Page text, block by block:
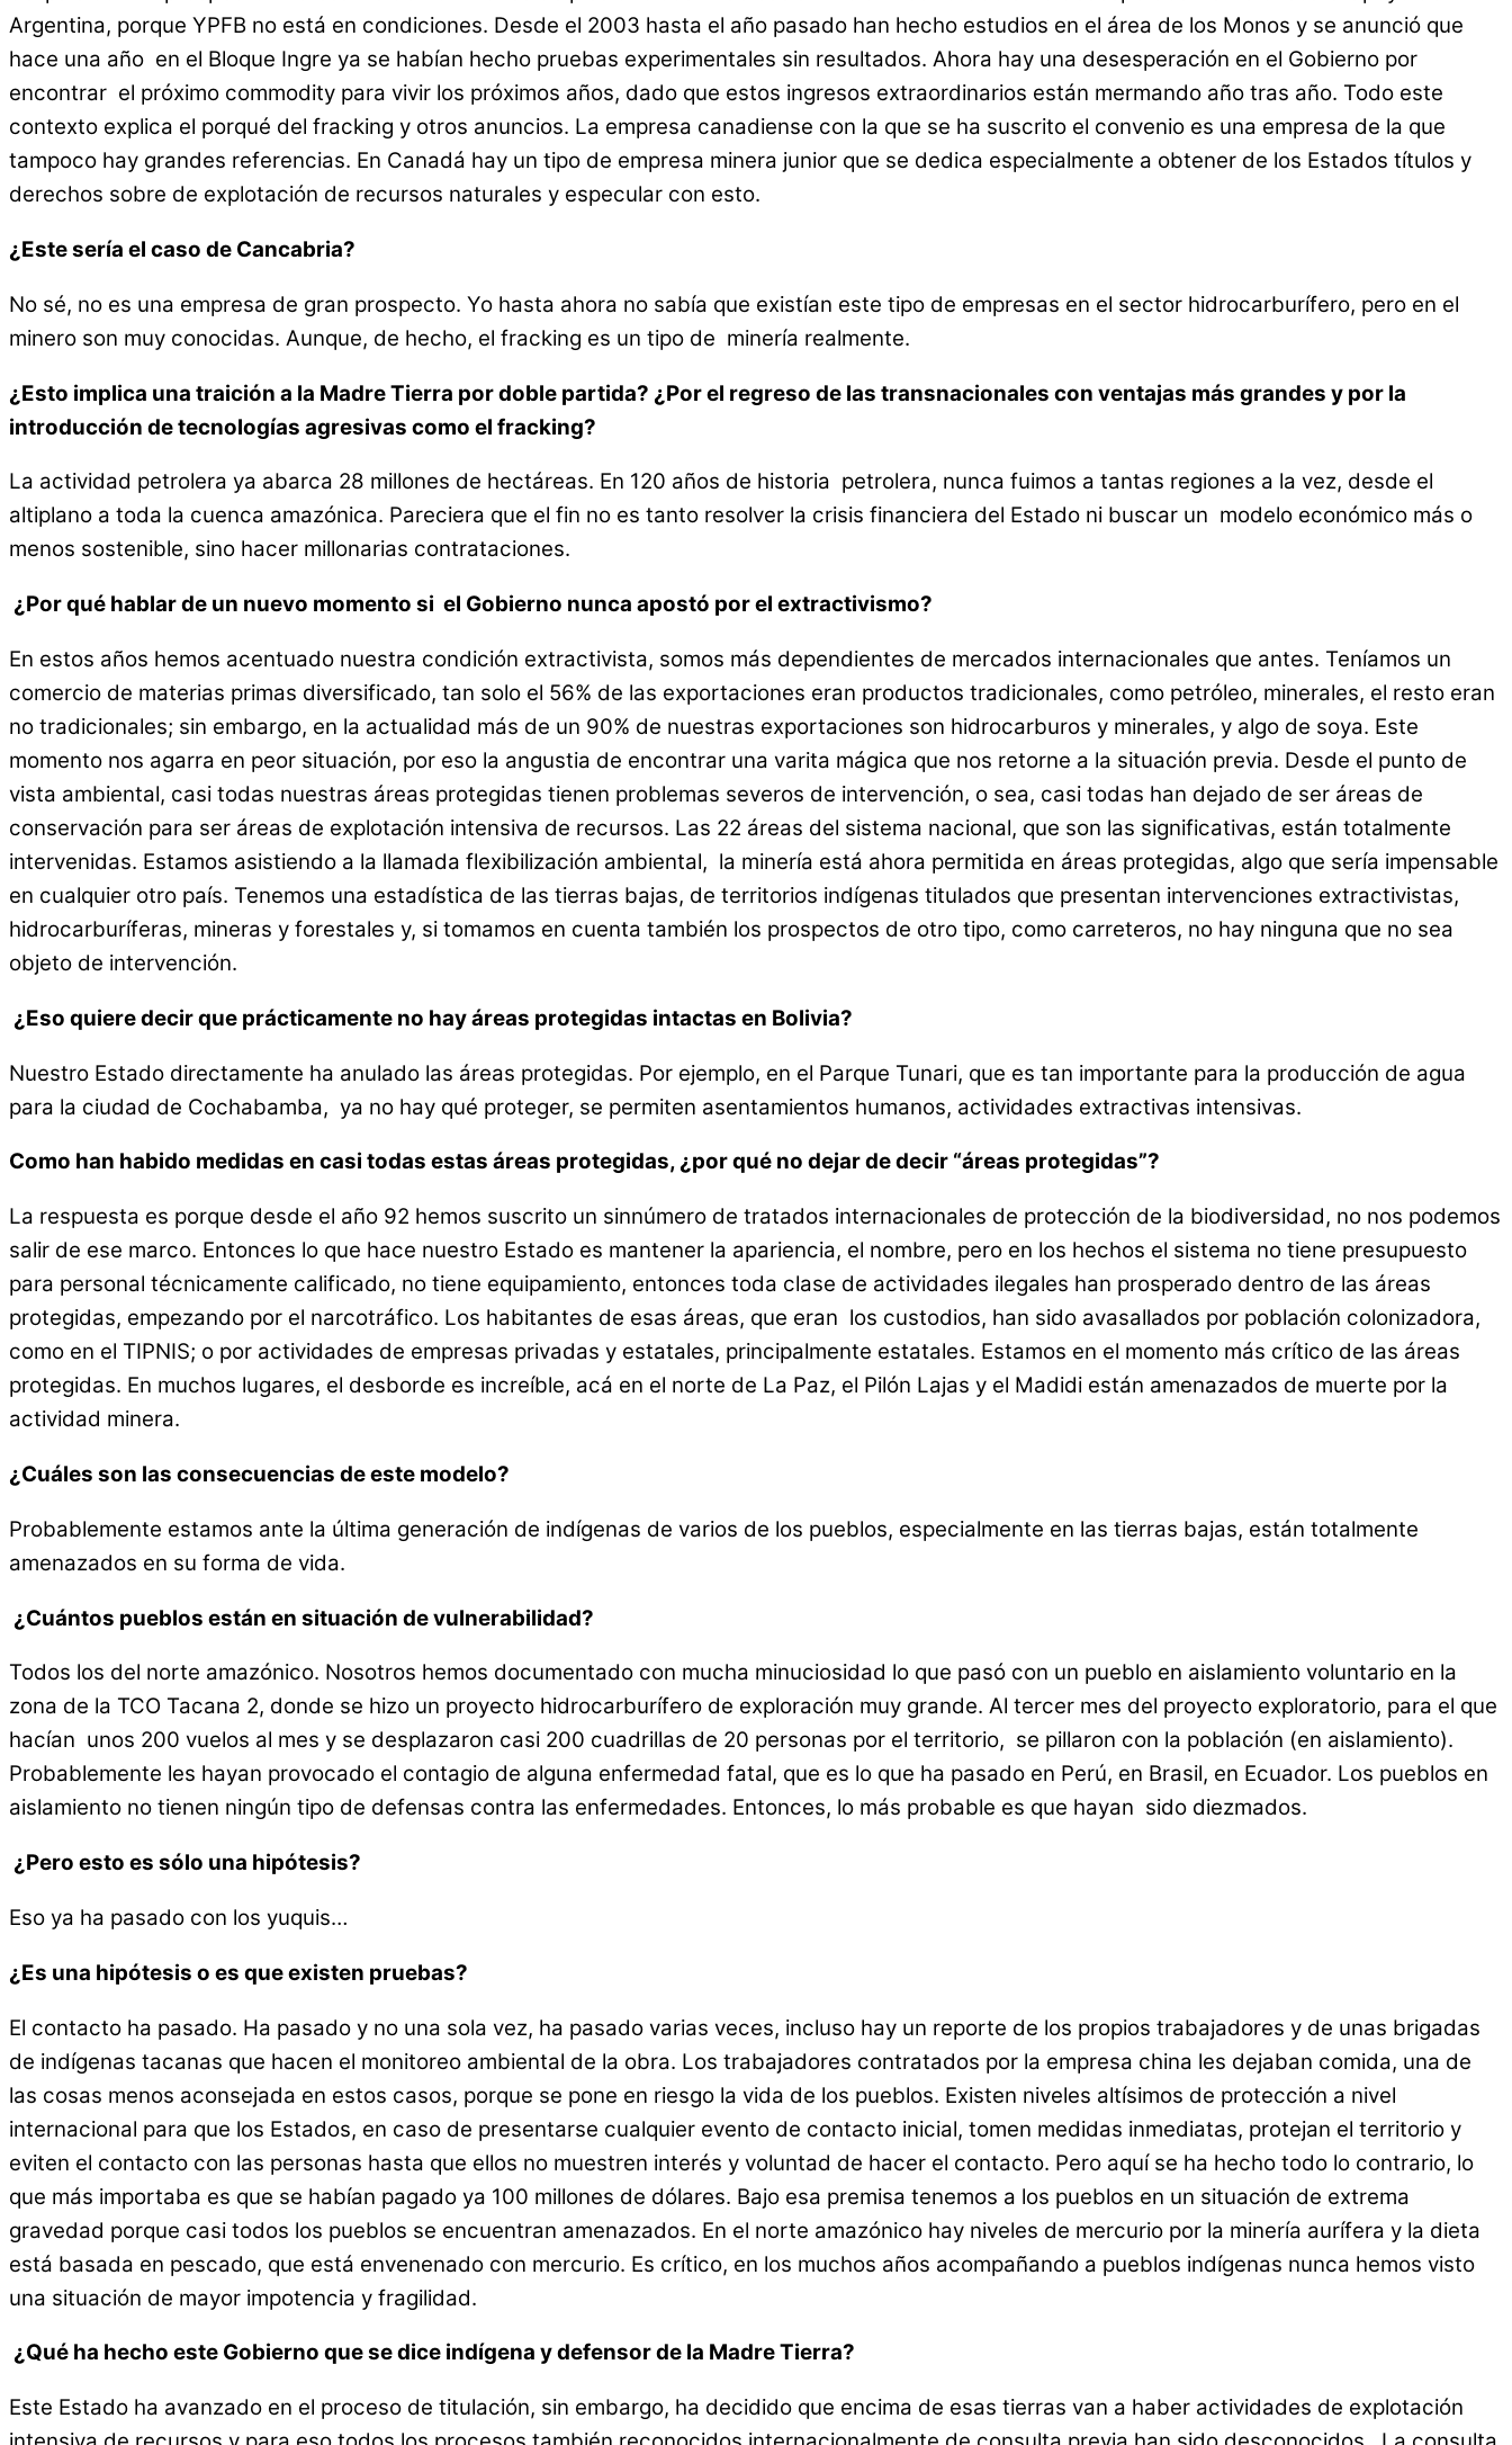
Argentina, porque YPFB no está en condiciones. Desde el 2003 hasta el año pasado han hecho estudios en el área de los Monos y se anunció que
hace una año en el Bloque Ingre ya se habían hecho pruebas experimentales sin resultados. Ahora hay una desesperación en el Gobierno por
encontrar el próximo commodity para vivir los próximos años, dado que estos ingresos extraordinarios están mermando año tras año. Todo este
contexto explica el porqué del fracking y otros anuncios. La empresa canadiense con la que se ha suscrito el convenio es una empresa de la que
tampoco hay grandes referencias. En Canadá hay un tipo de empresa minera junior que se dedica especialmente a obtener de los Estados títulos y
derechos sobre de explotación de recursos naturales y especular con esto.
¿Este sería el caso de Cancabria?
No sé, no es una empresa de gran prospecto. Yo hasta ahora no sabía que existían este tipo de empresas en el sector hidrocarburífero, pero en el
minero son muy conocidas. Aunque, de hecho, el fracking es un tipo de minería realmente.
¿Esto implica una traición a la Madre Tierra por doble partida? ¿Por el regreso de las transnacionales con ventajas más grandes y por la
introducción de tecnologías agresivas como el fracking?
La actividad petrolera ya abarca 28 millones de hectáreas. En 120 años de historia petrolera, nunca fuimos a tantas regiones a la vez, desde el
altiplano a toda la cuenca amazónica. Pareciera que el fin no es tanto resolver la crisis financiera del Estado ni buscar un modelo económico más o
menos sostenible, sino hacer millonarias contrataciones.
¿Por qué hablar de un nuevo momento si el Gobierno nunca apostó por el extractivismo?
En estos años hemos acentuado nuestra condición extractivista, somos más dependientes de mercados internacionales que antes. Teníamos un
comercio de materias primas diversificado, tan solo el 56% de las exportaciones eran productos tradicionales, como petróleo, minerales, el resto eran
no tradicionales; sin embargo, en la actualidad más de un 90% de nuestras exportaciones son hidrocarburos y minerales, y algo de soya. Este
momento nos agarra en peor situación, por eso la angustia de encontrar una varita mágica que nos retorne a la situación previa. Desde el punto de
vista ambiental, casi todas nuestras áreas protegidas tienen problemas severos de intervención, o sea, casi todas han dejado de ser áreas de
conservación para ser áreas de explotación intensiva de recursos. Las 22 áreas del sistema nacional, que son las significativas, están totalmente
intervenidas. Estamos asistiendo a la llamada flexibilización ambiental, la minería está ahora permitida en áreas protegidas, algo que sería impensable
en cualquier otro país. Tenemos una estadística de las tierras bajas, de territorios indígenas titulados que presentan intervenciones extractivistas,
hidrocarburíferas, mineras y forestales y, si tomamos en cuenta también los prospectos de otro tipo, como carreteros, no hay ninguna que no sea
objeto de intervención.
¿Eso quiere decir que prácticamente no hay áreas protegidas intactas en Bolivia?
Nuestro Estado directamente ha anulado las áreas protegidas. Por ejemplo, en el Parque Tunari, que es tan importante para la producción de agua
para la ciudad de Cochabamba, ya no hay qué proteger, se permiten asentamientos humanos, actividades extractivas intensivas.
Como han habido medidas en casi todas estas áreas protegidas, ¿por qué no dejar de decir “áreas protegidas”?
La respuesta es porque desde el año 92 hemos suscrito un sinnúmero de tratados internacionales de protección de la biodiversidad, no nos podemos
salir de ese marco. Entonces lo que hace nuestro Estado es mantener la apariencia, el nombre, pero en los hechos el sistema no tiene presupuesto
para personal técnicamente calificado, no tiene equipamiento, entonces toda clase de actividades ilegales han prosperado dentro de las áreas
protegidas, empezando por el narcotráfico. Los habitantes de esas áreas, que eran los custodios, han sido avasallados por población colonizadora,
como en el TIPNIS; o por actividades de empresas privadas y estatales, principalmente estatales. Estamos en el momento más crítico de las áreas
protegidas. En muchos lugares, el desborde es increíble, acá en el norte de La Paz, el Pilón Lajas y el Madidi están amenazados de muerte por la
actividad minera.
¿Cuáles son las consecuencias de este modelo?
Probablemente estamos ante la última generación de indígenas de varios de los pueblos, especialmente en las tierras bajas, están totalmente
amenazados en su forma de vida.
¿Cuántos pueblos están en situación de vulnerabilidad?
Todos los del norte amazónico. Nosotros hemos documentado con mucha minuciosidad lo que pasó con un pueblo en aislamiento voluntario en la
zona de la TCO Tacana 2, donde se hizo un proyecto hidrocarburífero de exploración muy grande. Al tercer mes del proyecto exploratorio, para el que
hacían unos 200 vuelos al mes y se desplazaron casi 200 cuadrillas de 20 personas por el territorio, se pillaron con la población (en aislamiento).
Probablemente les hayan provocado el contagio de alguna enfermedad fatal, que es lo que ha pasado en Perú, en Brasil, en Ecuador. Los pueblos en
aislamiento no tienen ningún tipo de defensas contra las enfermedades. Entonces, lo más probable es que hayan sido diezmados.
¿Pero esto es sólo una hipótesis?
Eso ya ha pasado con los yuquis…
¿Es una hipótesis o es que existen pruebas?
El contacto ha pasado. Ha pasado y no una sola vez, ha pasado varias veces, incluso hay un reporte de los propios trabajadores y de unas brigadas
de indígenas tacanas que hacen el monitoreo ambiental de la obra. Los trabajadores contratados por la empresa china les dejaban comida, una de
las cosas menos aconsejada en estos casos, porque se pone en riesgo la vida de los pueblos. Existen niveles altísimos de protección a nivel
internacional para que los Estados, en caso de presentarse cualquier evento de contacto inicial, tomen medidas inmediatas, protejan el territorio y
eviten el contacto con las personas hasta que ellos no muestren interés y voluntad de hacer el contacto. Pero aquí se ha hecho todo lo contrario, lo
que más importaba es que se habían pagado ya 100 millones de dólares. Bajo esa premisa tenemos a los pueblos en un situación de extrema
gravedad porque casi todos los pueblos se encuentran amenazados. En el norte amazónico hay niveles de mercurio por la minería aurífera y la dieta
está basada en pescado, que está envenenado con mercurio. Es crítico, en los muchos años acompañando a pueblos indígenas nunca hemos visto
una situación de mayor impotencia y fragilidad.
¿Qué ha hecho este Gobierno que se dice indígena y defensor de la Madre Tierra?
Este Estado ha avanzado en el proceso de titulación, sin embargo, ha decidido que encima de esas tierras van a haber actividades de explotación